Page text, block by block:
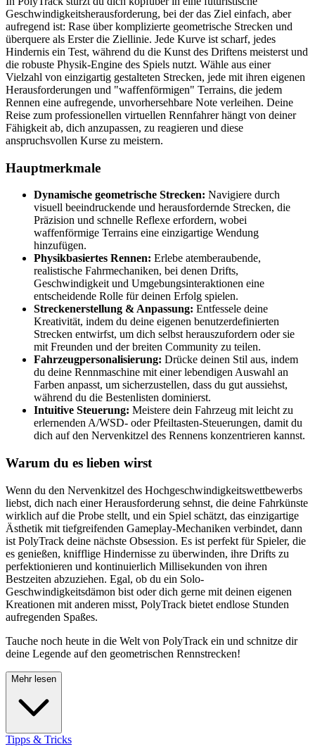
Geschwindigkeitsherausforderung, bei der das Ziel einfach, aber
aufregend ist: Rase über komplizierte geometrische Strecken und
überquere als Erster die Ziellinie. Jede Kurve ist scharf, jedes
Hindernis ein Test, während du die Kunst des Driftens meisterst und
die robuste Physik-Engine des Spiels nutzt. Wähle aus einer
Vielzahl von einzigartig gestalteten Strecken, jede mit ihren eigenen
Herausforderungen und "waffenförmigen" Terrains, die jedem
Rennen eine aufregende, unvorhersehbare Note verleihen. Deine
Reise zum professionellen virtuellen Rennfahrer hängt von deiner
Fähigkeit ab, dich anzupassen, zu reagieren und diese
anspruchsvollen Kurse zu meistern.
Hauptmerkmale
Dynamische geometrische Strecken: Navigiere durch
visuell beeindruckende und herausfordernde Strecken, die
Präzision und schnelle Reflexe erfordern, wobei
waffenförmige Terrains eine einzigartige Wendung
hinzufügen.
Physikbasiertes Rennen: Erlebe atemberaubende,
realistische Fahrmechaniken, bei denen Drifts,
Geschwindigkeit und Umgebungsinteraktionen eine
entscheidende Rolle für deinen Erfolg spielen.
Streckenerstellung & Anpassung: Entfessele deine
Kreativität, indem du deine eigenen benutzerdefinierten
Strecken entwirfst, um dich selbst herauszufordern oder sie
mit Freunden und der breiten Community zu teilen.
Fahrzeugpersonalisierung: Drücke deinen Stil aus, indem
du deine Rennmaschine mit einer lebendigen Auswahl an
Farben anpasst, um sicherzustellen, dass du gut aussiehst,
während du die Bestenlisten dominierst.
Intuitive Steuerung: Meistere dein Fahrzeug mit leicht zu
erlernenden A/WSD- oder Pfeiltasten-Steuerungen, damit du
dich auf den Nervenkitzel des Rennens konzentrieren kannst.
Warum du es lieben wirst
Wenn du den Nervenkitzel des Hochgeschwindigkeitswettbewerbs
liebst, dich nach einer Herausforderung sehnst, die deine Fahrkünste
wirklich auf die Probe stellt, und ein Spiel schätzt, das einzigartige
Ästhetik mit tiefgreifenden Gameplay-Mechaniken verbindet, dann
ist PolyTrack deine nächste Obsession. Es ist perfekt für Spieler, die
es genießen, knifflige Hindernisse zu überwinden, ihre Drifts zu
perfektionieren und kontinuierlich Millisekunden von ihren
Bestzeiten abzuziehen. Egal, ob du ein Solo-
Geschwindigkeitsdämon bist oder dich gerne mit deinen eigenen
Kreationen mit anderen misst, PolyTrack bietet endlose Stunden
aufregenden Spaßes.
Tauche noch heute in die Welt von PolyTrack ein und schnitze dir
deine Legende auf den geometrischen Rennstrecken!
Mehr lesen
Tipps & Tricks